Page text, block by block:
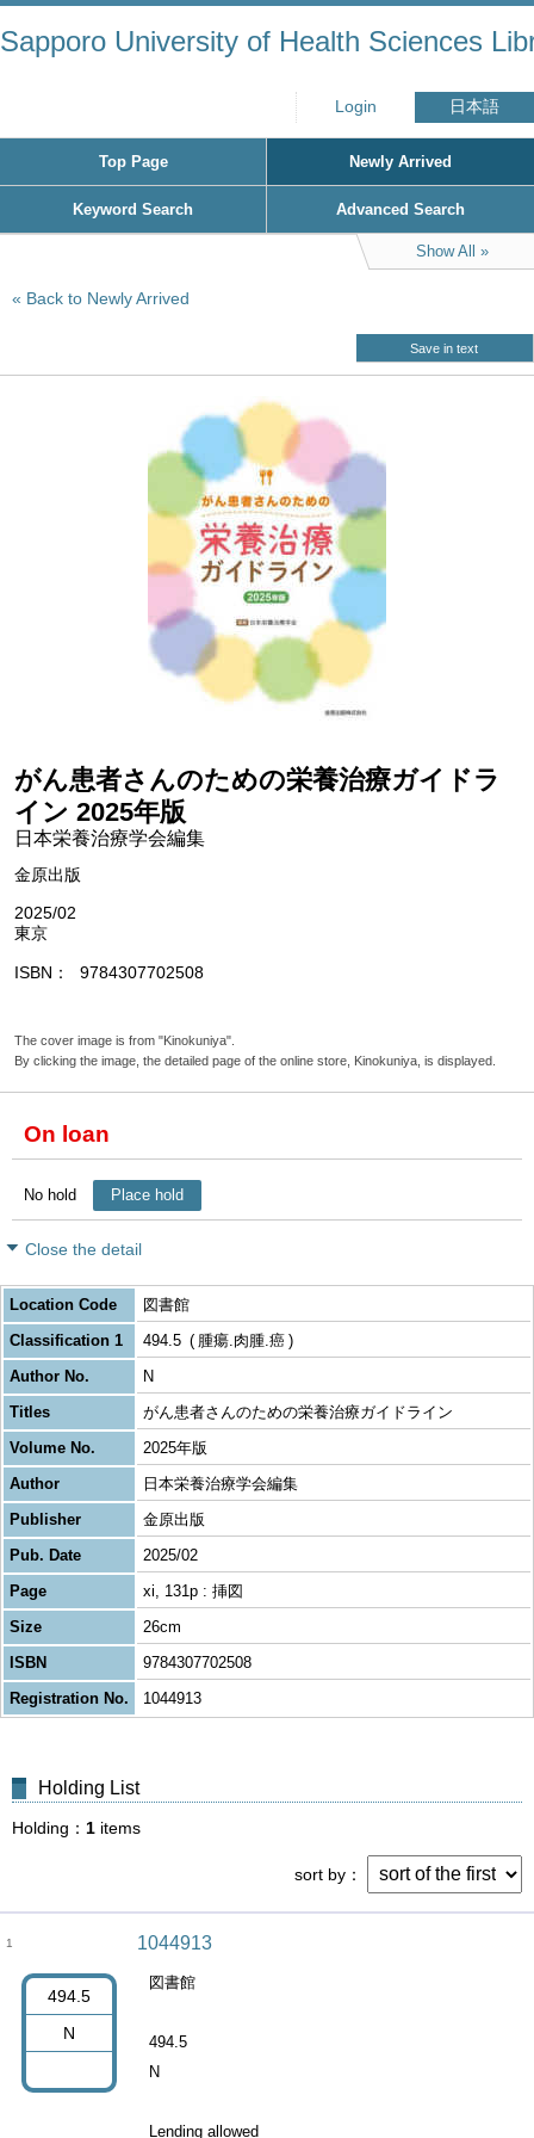
Sapporo University of Health Sciences
Login 日本語
Top Page Newly Arrived
Keyword Search Advanced Search
Show All
Back to Newly Arrived
Save in text
がん患者さんのための栄養治療ガイドラ
イン 2025年版
日本栄養治療学会編集
金原出版
2025/02
東京
ISBN 9784307702508
The cover image is from "Kinokuniya".
By clicking the image, the detailed page of the online store, Kinokuniya, is displayed.
On loan
No hold Place hold
Close the detail
Location Code
図書館
Classification 1
494.5
腫瘍.肉腫.癌
Author No.
N
Titles
がん患者さんのための栄養治療ガイドライン
Volume No.
2025年版
Author
日本栄養治療学会編集
Publisher
金原出版
Pub. Date
2025/02
Page
xi, 131p : 挿図
Size
26cm
ISBN
9784307702508
Registration No.
1044913
Holding List
Holding 1 items
sort by
1
494.5
N
1044913
図書館
494.5
N
Lending allowed